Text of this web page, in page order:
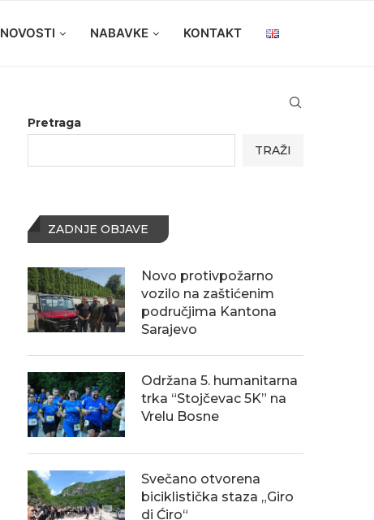
NOVOSTI NABAVKE KONTAKT
Pretraga
TRAŽI
ZADNJE OBJAVE
Novo protivpožarno
vozilo na zaštićenim
područjima Kantona
Sarajevo
Održana 5. humanitarna
trka “Stojčevac 5K” na
Vrelu Bosne
Svečano otvorena
biciklistička staza „Giro
di Ćiro“